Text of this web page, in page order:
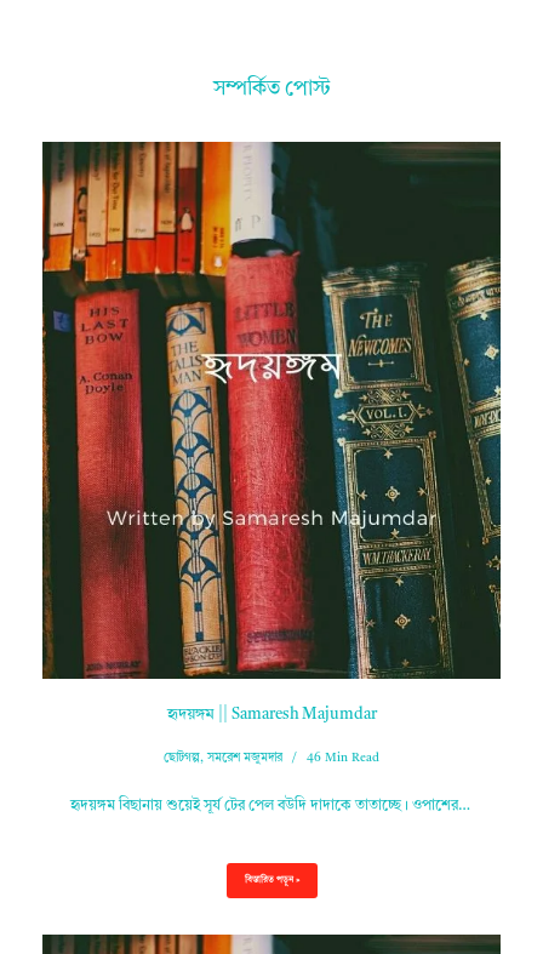
সম্পর্কিত পোস্ট
হৃদয়ঙ্গম || Samaresh Majumdar
ছোটগল্প,সমরেশ মজুমদার 46 Min Read
হৃদয়ঙ্গম বিছানায় শুয়েই সূর্য টের পেল বউদি দাদাকে তাতাচ্ছে। ওপাশের…
বিস্তারিত পড়ুন »